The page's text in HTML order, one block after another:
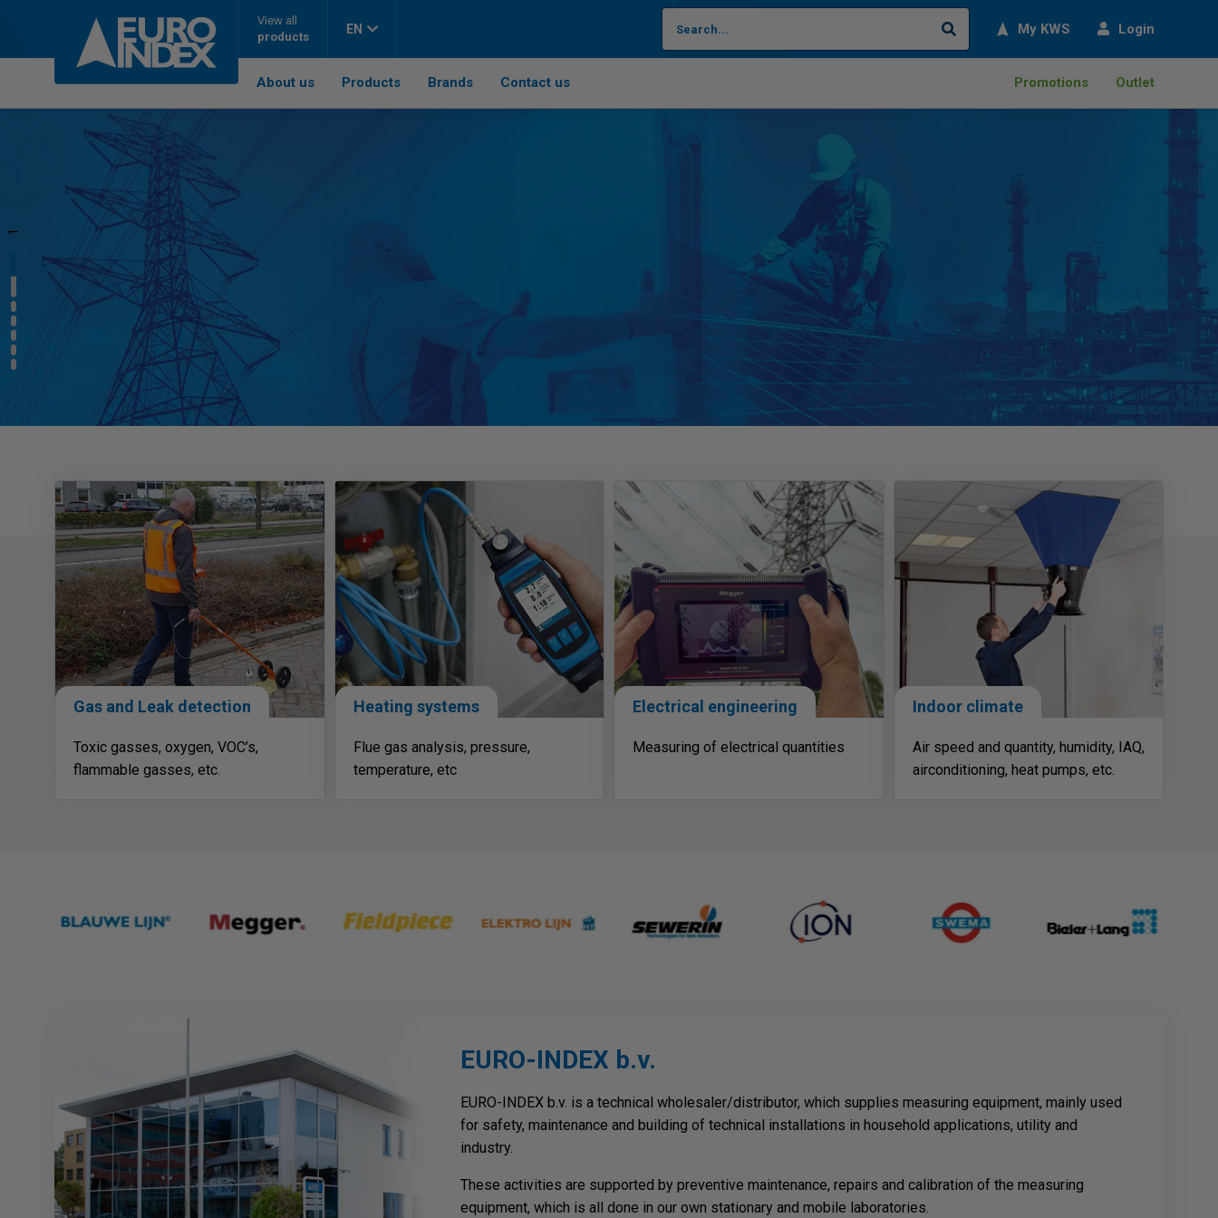
View all
products
EN Search My KWS Login
About us Products Brands Contact us Promotions Outlet
1 5
Gas and Leak detection
Toxic gasses, oxygen, VOC’s,
flammable gasses, etc.
Heating systems
Flue gas analysis, pressure,
temperature, etc
Electrical engineering
Measuring of electrical quantities
Indoor climate
Air speed and quantity, humidity, IAQ,
airconditioning, heat pumps, etc.
EURO-INDEX b.v.
EURO-INDEX b.v. is a technical wholesaler/distributor, which supplies measuring equipment, mainly used
for safety, maintenance and building of technical installations in household applications, utility and
industry.
These activities are supported by preventive maintenance, repairs and calibration of the measuring
equipment, which is all done in our own stationary and mobile laboratories.